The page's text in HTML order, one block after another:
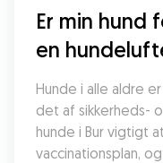
Er min hund
en
Hunde i alle aldre
det af sikkerheds-
hunde i Bur vigtigt
vaccinationsplan,